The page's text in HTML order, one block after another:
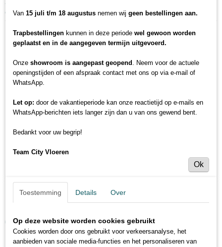
Spuitlijm
Lijmspray heavyduty Spuitlijm
€ 14,95 (inclusief btw 21%)
Levertijd 3 tot 5 werkdagen
Van 15 juli t/m 18 augustus nemen wij geen bestellingen aan.
Trapbestellingen kunnen in deze periode wel gewoon worden
geplaatst en in de aangegeven termijn uitgevoerd.
Onze showroom is aangepast geopend . Neem voor de actuele
openingstijden of een afspraak contact met ons op via e-mail of
WhatsApp.
Let op: door de vakantieperiode kan onze reactietijd op e-mails en
WhatsApp-berichten iets langer zijn dan u van ons gewend bent.
Bedankt voor uw begrip!
Team City Vloeren
Ok
Toestemming Details Over
Op deze website worden cookies gebruikt
Cookies worden door ons gebruikt voor verkeersanalyse, het
aanbieden van sociale media-functies en het personaliseren van